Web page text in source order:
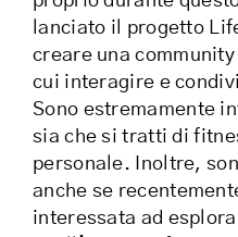
lanciato il progetto
creare una
cui interagire e
Sono estremamente
sia che si tratti di
personale. Inoltre,
anche se
interessata ad